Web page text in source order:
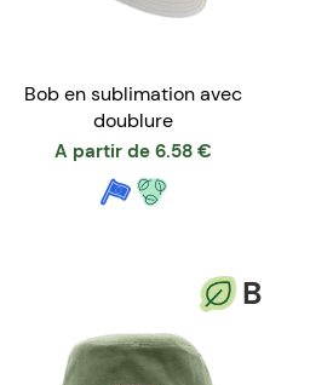
Bob en sublimation avec
doublure
A partir de 6.58 €
B